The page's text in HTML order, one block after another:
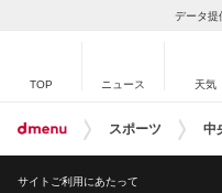
データ提
TOP ニュース 天気
スポーツ 中
サイトご利用にあたって